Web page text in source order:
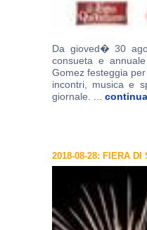
Da gioved� 30
consueta e
Gomez festeggia
incontri, musica e
giornale. ...
2018-08-28: FIERA DI